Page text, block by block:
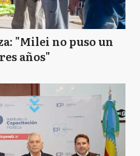
"Milei no puso un
años"